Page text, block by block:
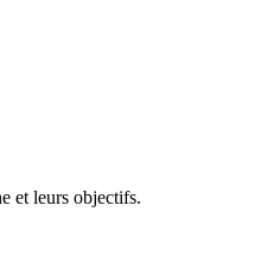
et leurs objectifs.